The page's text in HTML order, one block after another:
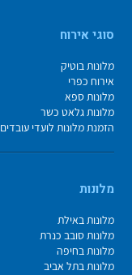
סוגי אירוח
מלונות בוטיק
אירוח כפרי
מלונות ספא
מלונות גלאט כשר
הזמנת מלונות לועדי עובדים
מלונות
מלונות באילת
מלונות סובב כנרת
מלונות בחיפה
מלונות בתל אביב